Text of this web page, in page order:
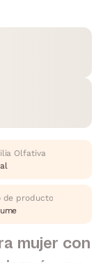
Olfativa
de producto
mujer con